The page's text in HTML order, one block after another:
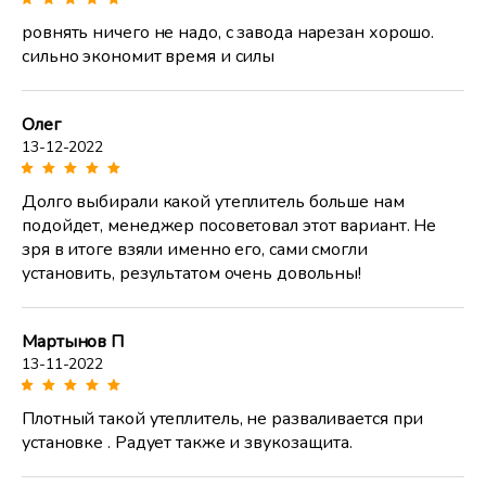
ровнять ничего не надо, с завода нарезан хорошо.
сильно экономит время и силы
Олег
13-12-2022
Долго выбирали какой утеплитель больше нам
подойдет, менеджер посоветовал этот вариант. Не
зря в итоге взяли именно его, сами смогли
установить, результатом очень довольны!
Мартынов П
13-11-2022
Плотный такой утеплитель, не разваливается при
установке . Радует также и звукозащита.